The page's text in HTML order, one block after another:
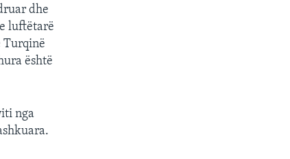
dhe
luftëtarë
Turqinë
është
nga